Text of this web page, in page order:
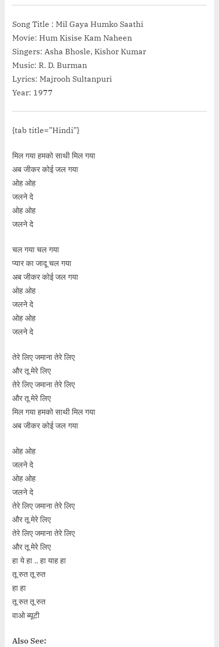
“अन्स्टॉपबल Unstoppable Lyrics in Hindi”</span> »</a></p>
Song Title : Mil Gaya Humko Saathi
Movie: Hum Kisise Kam Naheen
Singers: Asha Bhosle, Kishor Kumar
Music: R. D. Burman
Lyrics: Majrooh Sultanpuri
Year: 1977
{tab title=”Hindi”}
मिल गया हमको साथी मिल गया
अब जीकर कोई जल गया
ओह ओह
जलने दे
ओह ओह
जलने दे
चल गया चल गया
प्यार का जादू चल गया
अब जीकर कोई जल गया
ओह ओह
जलने दे
ओह ओह
जलने दे
तेरे लिए जमाना तेरे लिए
और तू मेरे लिए
तेरे लिए जमाना तेरे लिए
और तू मेरे लिए
मिल गया हमको साथी मिल गया
अब जीकर कोई जल गया
ओह ओह
जलने दे
ओह ओह
जलने दे
तेरे लिए जमाना तेरे लिए
और तू मेरे लिए
तेरे लिए जमाना तेरे लिए
और तू मेरे लिए
हा ये हा .. हा याह हा
तू रुत तू रुत
हा हा
तू रुत तू रुत
वाओ ब्यूटी
Also See: